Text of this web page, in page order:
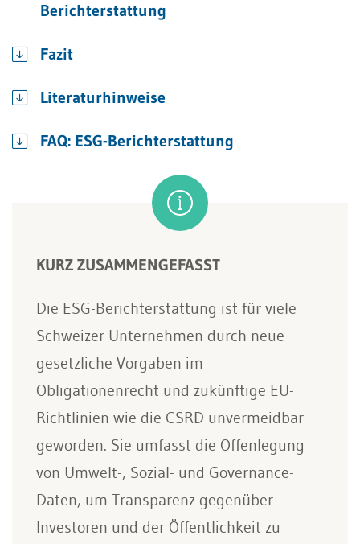
Berichterstattung
Fazit
Literaturhinweise
FAQ: ESG-Berichterstattung
KURZ ZUSAMMENGEFASST
Die ESG-Berichterstattung ist für viele
Schweizer Unternehmen durch neue
gesetzliche Vorgaben im
Obligationenrecht und zukünftige EU-
Richtlinien wie die CSRD unvermeidbar
geworden. Sie umfasst die Offenlegung
von Umwelt-, Sozial- und Governance-
Daten, um Transparenz gegenüber
Investoren und der Öffentlichkeit zu